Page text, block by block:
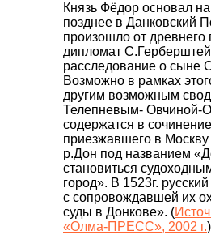
Князь Фёдор основал
позднее в Данковский
произошло от
дипломат
расследование о сыне
Возможно в рамках
другим возможным
Телепневым- Овчиной-
содержатся в
приезжавшего в Москву
р.Дон под названием
становиться
город». В 1523г.
с сопровождавшей их
суды в Донкове». (
«Олма-ПРЕСС», 2002 г.)